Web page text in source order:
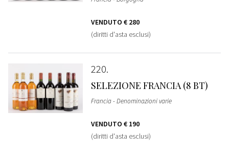
VENDUTO € 280
(diritti d'asta esclusi)
220
SELEZIONE FRANCIA (8 BT)
Francia - Denominazioni varie
VENDUTO € 190
(diritti d'asta esclusi)